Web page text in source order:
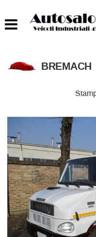
AUTOCARRI OLTRE 75T
ACQUISTIAMO USATO
ASSISTENZA
CONTATTI
BREMACH